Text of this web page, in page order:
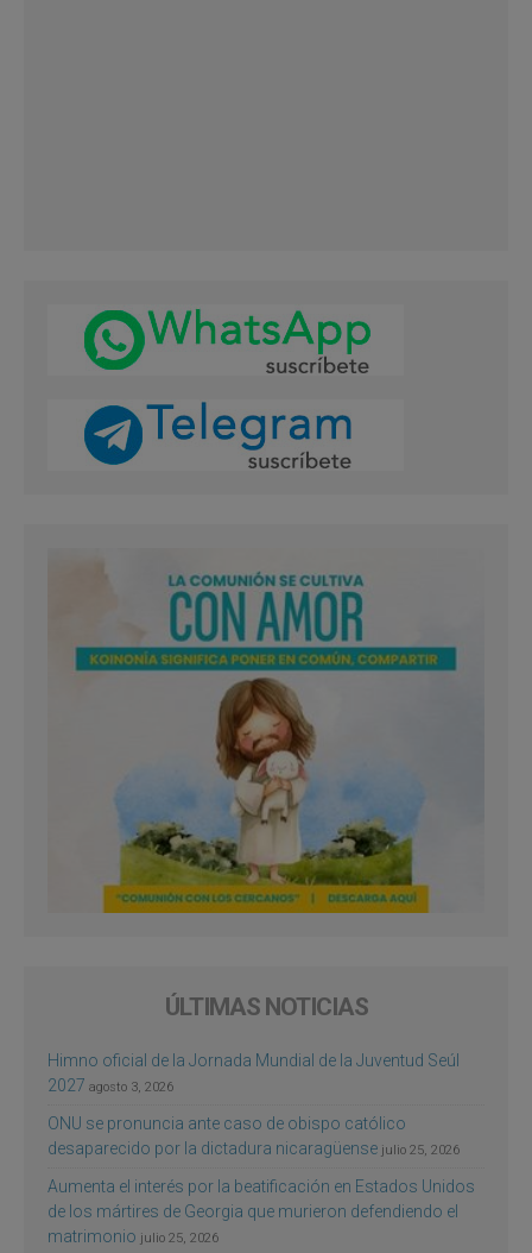
ÚLTIMAS NOTICIAS
Himno oficial de la Jornada Mundial de la Juventud Seúl
2027 agosto 3, 2026
ONU se pronuncia ante caso de obispo católico
desaparecido por la dictadura nicaragüense julio 25, 2026
Aumenta el interés por la beatificación en Estados Unidos
de los mártires de Georgia que murieron defendiendo el
matrimonio julio 25, 2026